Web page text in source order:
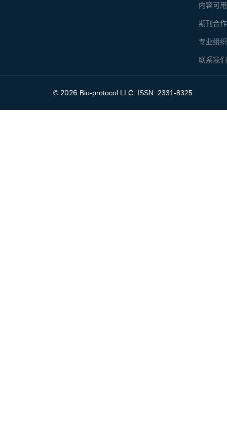
内容可
期刊合
专业组
联系我们
© 2026 Bio-protocol LLC. ISSN: 2331-8325